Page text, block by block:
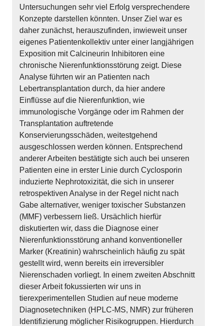
Untersuchungen sehr viel Erfolg versprechendere
Konzepte darstellen könnten. Unser Ziel war es
daher zunächst, herauszufinden, inwieweit unser
eigenes Patientenkollektiv unter einer langjährigen
Exposition mit Calcineurin Inhibitoren eine
chronische Nierenfunktionsstörung zeigt. Diese
Analyse führten wir an Patienten nach
Lebertransplantation durch, da hier andere
Einflüsse auf die Nierenfunktion, wie
immunologische Vorgänge oder im Rahmen der
Transplantation auftretende
Konservierungsschäden, weitestgehend
ausgeschlossen werden können. Entsprechend
anderer Arbeiten bestätigte sich auch bei unseren
Patienten eine in erster Linie durch Cyclosporin
induzierte Nephrotoxizität, die sich in unserer
retrospektiven Analyse in der Regel nicht nach
Gabe alternativer, weniger toxischer Substanzen
(MMF) verbessern ließ. Ursächlich hierfür
diskutierten wir, dass die Diagnose einer
Nierenfunktionsstörung anhand konventioneller
Marker (Kreatinin) wahrscheinlich häufig zu spät
gestellt wird, wenn bereits ein irreversibler
Nierenschaden vorliegt. In einem zweiten Abschnitt
dieser Arbeit fokussierten wir uns in
tierexperimentellen Studien auf neue moderne
Diagnosetechniken (HPLC-MS, NMR) zur früheren
Identifizierung möglicher Risikogruppen. Hierdurch